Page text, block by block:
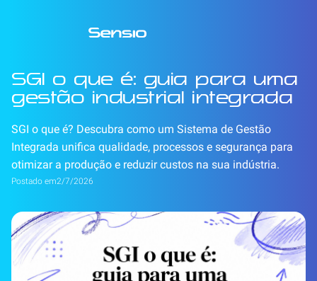
SGI o que é: guia para uma
gestão industrial integrada
SGI o que é? Descubra como um Sistema de Gestão
Integrada unifica qualidade, processos e segurança para
otimizar a produção e reduzir custos na sua indústria.
Postado em2/7/2026